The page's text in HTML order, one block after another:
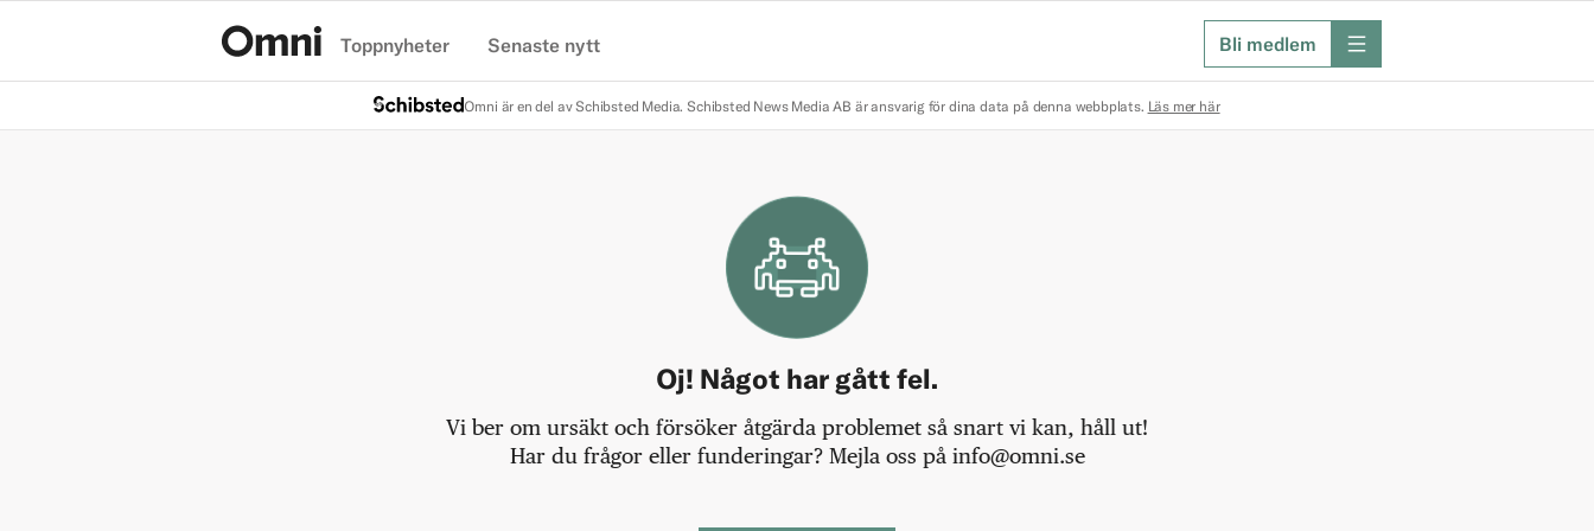
Toppnyheter Senaste nytt Bli medlem meny
Omni är en del av Schibsted Media. Schibsted News Media AB är ansvarig för dina data på denna webbplats. Läs mer här
Oj! Något har gått fel.
Vi ber om ursäkt och försöker åtgärda problemet så snart vi kan, håll ut!
Har du frågor eller funderingar? Mejla oss på info@omni.se